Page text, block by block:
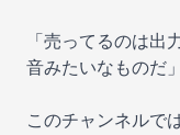
「売ってるのは出
音みたいなものだ」
このチャンネルで